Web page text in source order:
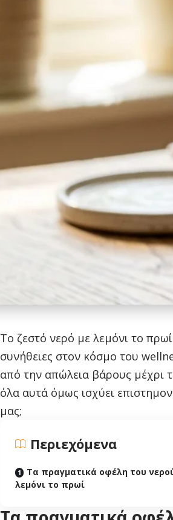
Το ζεστό νερό με λεμόνι το
συνήθειες στον κόσμο του
από την απώλεια βάρους μέχρι
όλα αυτά όμως ισχύει
μας;
Περιεχόμενα
Τα πραγματικά οφέλη του
λεμόνι το πρωί